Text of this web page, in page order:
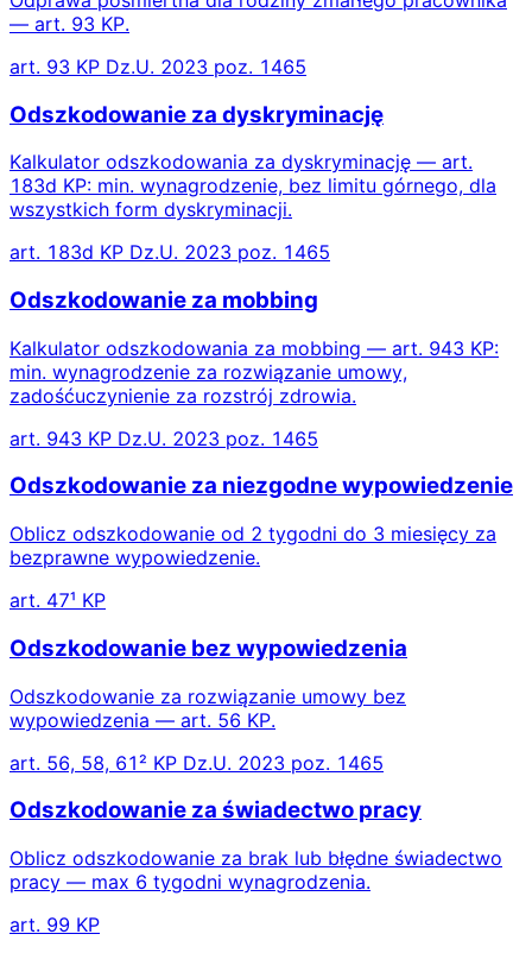
— art. 93 KP.
art. 93 KP Dz.U. 2023 poz. 1465
Odszkodowanie za dyskryminację
Kalkulator odszkodowania za dyskryminację — art.
183d KP: min. wynagrodzenie, bez limitu górnego, dla
wszystkich form dyskryminacji.
art. 183d KP Dz.U. 2023 poz. 1465
Odszkodowanie za mobbing
Kalkulator odszkodowania za mobbing — art. 943 KP:
min. wynagrodzenie za rozwiązanie umowy,
zadośćuczynienie za rozstrój zdrowia.
art. 943 KP Dz.U. 2023 poz. 1465
Odszkodowanie za niezgodne wypowiedzenie
Oblicz odszkodowanie od 2 tygodni do 3 miesięcy za
bezprawne wypowiedzenie.
art. 47¹ KP
Odszkodowanie bez wypowiedzenia
Odszkodowanie za rozwiązanie umowy bez
wypowiedzenia — art. 56 KP.
art. 56, 58, 61² KP Dz.U. 2023 poz. 1465
Odszkodowanie za świadectwo pracy
Oblicz odszkodowanie za brak lub błędne świadectwo
pracy — max 6 tygodni wynagrodzenia.
art. 99 KP